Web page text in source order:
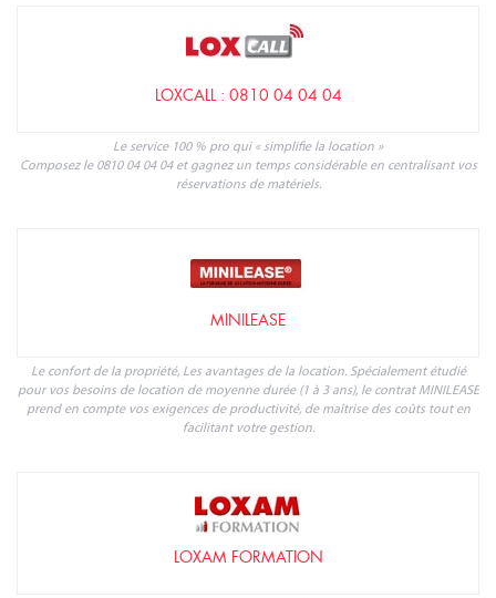
LOXCALL : 0810 04 04 04
Le service 100 % pro qui « simplifie la location »
Composez le 0810 04 04 04 et gagnez un temps considérable en centralisant vos
réservations de matériels.
MINILEASE
Le confort de la propriété, Les avantages de la location. Spécialement étudié
pour vos besoins de location de moyenne durée (1 à 3 ans), le contrat MINILEASE
prend en compte vos exigences de productivité, de maîtrise des coûts tout en
facilitant votre gestion.
LOXAM FORMATION